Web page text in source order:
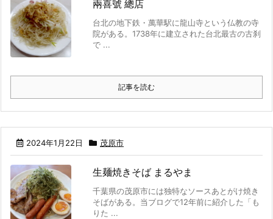
兩喜號 總店
台北の地下鉄・萬華駅に龍山寺という仏教の寺
院がある。1738年に建立された台北最古の古刹
で ...
記事を読む
2024年1月22日 茂原市
生麺焼きそば まるやま
千葉県の茂原市には独特なソースあとがけ焼き
そばがある。当ブログで12年前に紹介した「も
りた ...